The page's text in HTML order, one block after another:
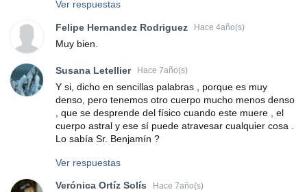
Ver respuestas
Felipe Hernandez Rodriguez Hace 4año(s)
Muy bien.
Susana Letellier Hace 7año(s)
Y si, dicho en sencillas palabras , porque es muy
denso, pero tenemos otro cuerpo mucho menos denso
, que se desprende del físico cuando este muere , el
cuerpo astral y ese sí puede atravesar cualquier cosa .
Lo sabía Sr. Benjamín ?
Ver respuestas
Verónica Ortíz Solís Hace 7año(s)